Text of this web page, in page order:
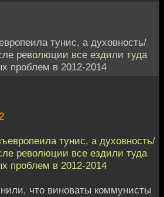
тунис, а духовность/
революции все ездили туда
проблем в 2012-2014
тунис, а духовность/
революции все ездили туда
проблем в 2012-2014
что виноваты коммунисты